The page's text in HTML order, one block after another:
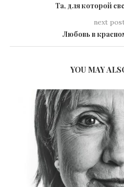
Та, для которой
next
Любовь в
YOU MAY